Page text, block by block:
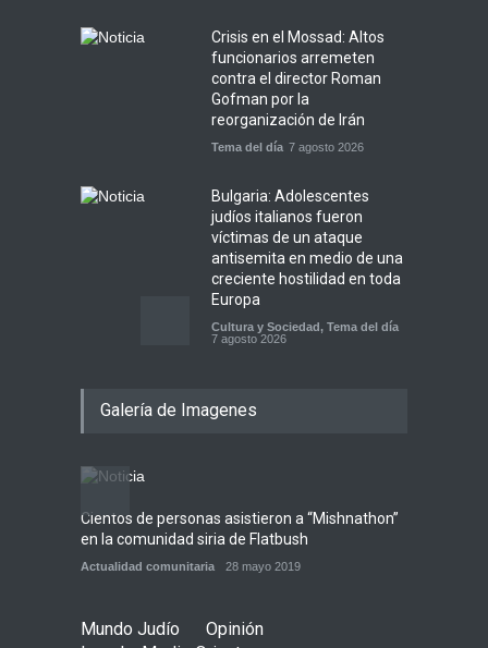
Crisis en el Mossad: Altos
funcionarios arremeten
contra el director Roman
Gofman por la
reorganización de Irán
Tema del día 7 agosto 2026
Bulgaria: Adolescentes
judíos italianos fueron
víctimas de un ataque
antisemita en medio de una
creciente hostilidad en toda
Europa
Cultura y Sociedad, Tema del día
7 agosto 2026
Jenin después de que un
Alarma en Israel: Crece el
temor de que el apoyo
bipartidista estadounidense
Israel y Medio Oriente
Galería de Imagenes
Cientos de personas asistieron a “Mishnathon”
en la comunidad siria de Flatbush
Actualidad comunitaria 28 mayo 2019
Mundo Judío
Opinión